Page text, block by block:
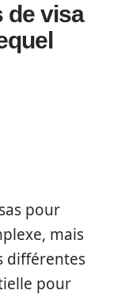
de visa
pour
mais
différentes
pour